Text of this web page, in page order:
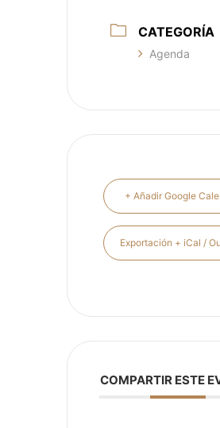
CATEGORÍA
Agenda
+ Añadir Google
Exportación + iCal /
COMPARTIR ESTE